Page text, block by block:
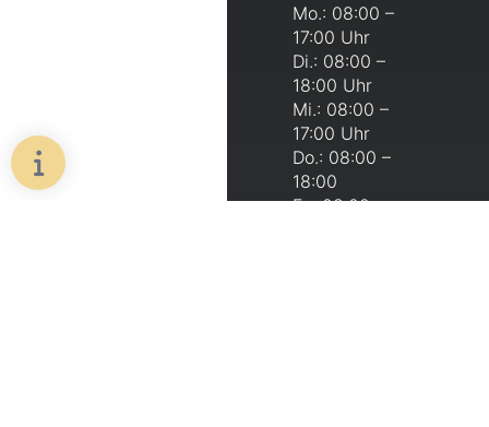
Mo.: 08:00 –
17:00 Uhr
Di.: 08:00 –
18:00 Uhr
Mi.: 08:00 –
17:00 Uhr
Do.: 08:00 –
18:00
Fr.: 08:00 –